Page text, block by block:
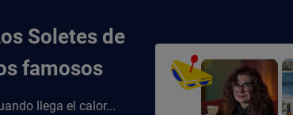
Soletes de
famosos
llega el calor...